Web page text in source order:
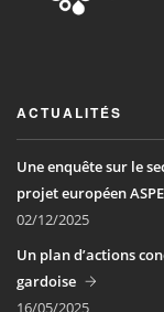
ACTUALITÉS
Une enquête sur le
projet européen
02/12/2025
Un plan d’actions
gardoise
16/05/2025